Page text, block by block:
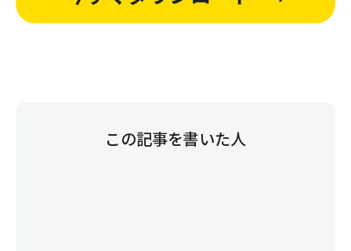
この記事を書いた人